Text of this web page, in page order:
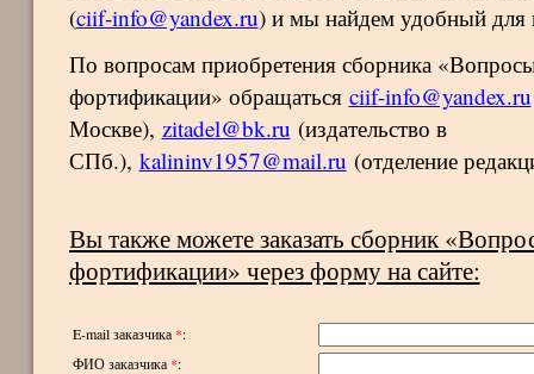
(ciif-info@yandex.ru) и мы найдем удобный для
По вопросам приобретения сборника
фортификации» обращаться ciif-info@yandex.ru
Москве), zitadel@bk.ru (издательство в
СПб.), kalininv1957@mail.ru (отделение
Вы также можете заказать сборник
фортификации» через форму на сайте:
E-mail заказчика *:
ФИО заказчика *: